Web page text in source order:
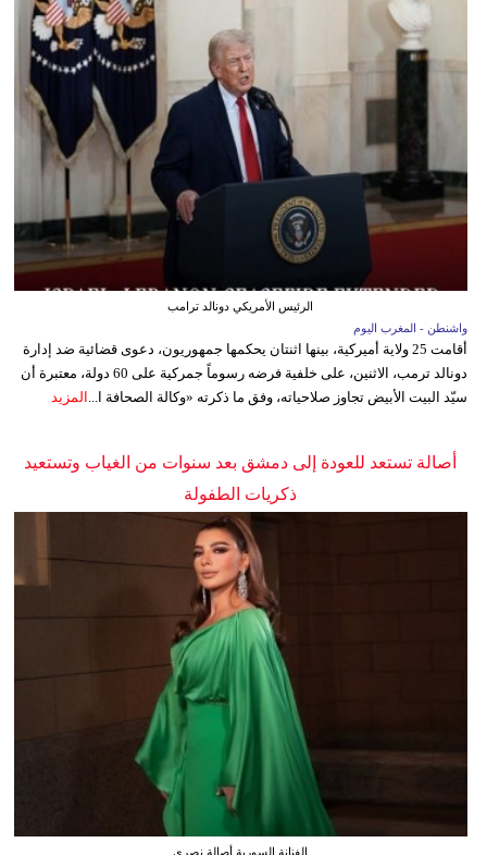
الرئيس الأمريكي دونالد ترامب
واشنطن - المغرب اليوم
أقامت 25 ولاية أميركية، بينها اثنتان يحكمها جمهوريون، دعوى قضائية ضد إدارة
دونالد ترمب، الاثنين، على خلفية فرضه رسوماً جمركية على 60 دولة، معتبرة أن
سيّد البيت الأبيض تجاوز صلاحياته، وفق ما ذكرته «وكالة الصحافة ا... المزيد
أصالة تستعد للعودة إلى دمشق بعد سنوات من الغياب وتستعيد
ذكريات الطفولة
الفنانة السورية أصالة نصري